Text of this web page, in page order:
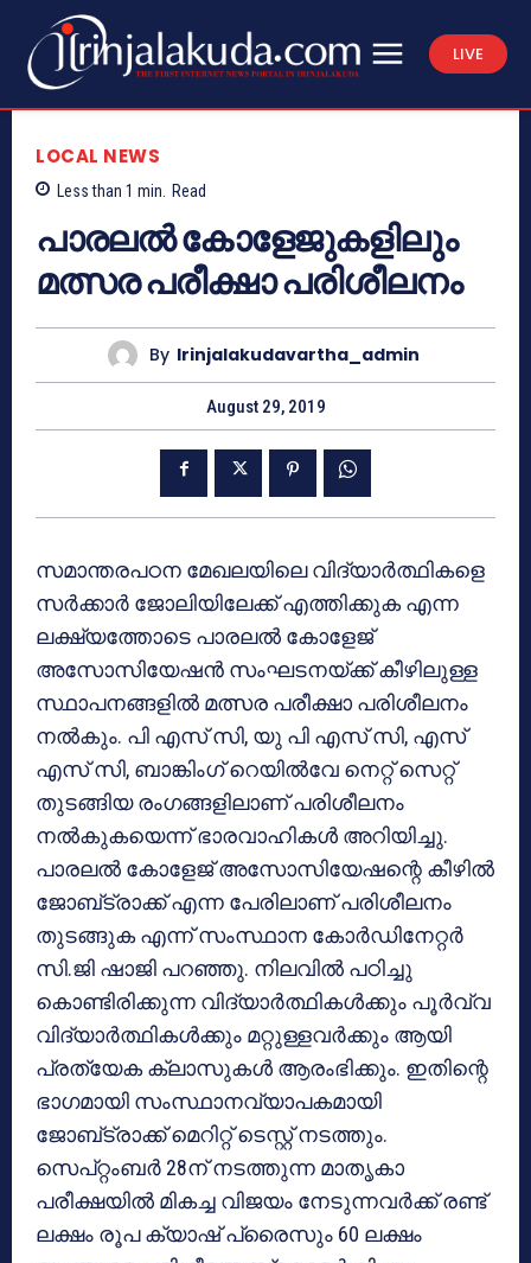
LIVE
LOCAL NEWS
Less than 1 min. Read
പാരലല്‍ കോളേജുകളിലും
മത്സര പരീക്ഷാ പരിശീലനം
By Irinjalakudavartha_admin
August 29, 2019
സമാന്തരപഠന മേഖലയിലെ വിദ്യാര്‍ത്ഥികളെ
സര്‍ക്കാര്‍ ജോലിയിലേക്ക് എത്തിക്കുക എന്ന
ലക്ഷ്യത്തോടെ പാരലല്‍ കോളേജ്
അസോസിയേഷന്‍ സംഘടനയ്ക്ക് കീഴിലുള്ള
സ്ഥാപനങ്ങളില്‍ മത്സര പരീക്ഷാ പരിശീലനം
നല്‍കും. പി എസ് സി, യു പി എസ് സി, എസ്
എസ് സി, ബാങ്കിംഗ് റെയില്‍വേ നെറ്റ് സെറ്റ്
തുടങ്ങിയ രംഗങ്ങളിലാണ് പരിശീലനം
നല്‍കുകയെന്ന് ഭാരവാഹികള്‍ അറിയിച്ചു.
പാരലല്‍ കോളേജ് അസോസിയേഷന്റെ കീഴില്‍
ജോബ്ട്രാക്ക് എന്ന പേരിലാണ് പരിശീലനം
തുടങ്ങുക എന്ന് സംസ്ഥാന കോര്‍ഡിനേറ്റര്‍
സി.ജി ഷാജി പറഞ്ഞു. നിലവില്‍ പഠിച്ചു
കൊണ്ടിരിക്കുന്ന വിദ്യാര്‍ത്ഥികള്‍ക്കും പൂര്‍വ്വ
വിദ്യാര്‍ത്ഥികള്‍ക്കും മറ്റുള്ളവര്‍ക്കും ആയി
പ്രത്യേക ക്ലാസുകള്‍ ആരംഭിക്കും. ഇതിന്റെ
ഭാഗമായി സംസ്ഥാനവ്യാപകമായി
ജോബ്ട്രാക്ക് മെറിറ്റ് ടെസ്റ്റ് നടത്തും.
സെപ്റ്റംബര്‍ 28ന് നടത്തുന്ന മാതൃകാ
പരീക്ഷയില്‍ മികച്ച വിജയം നേടുന്നവര്‍ക്ക് രണ്ട്
ലക്ഷം രൂപ ക്യാഷ് പ്രൈസും 60 ലക്ഷം